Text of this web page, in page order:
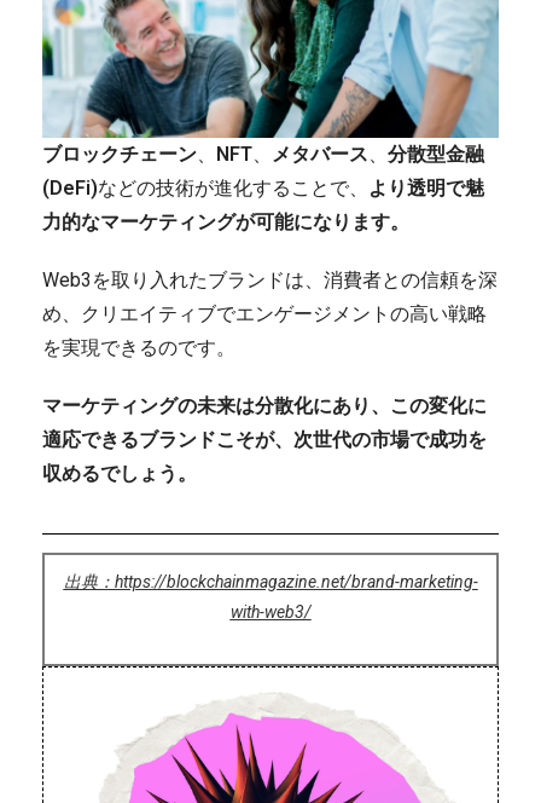
ブロックチェーン、 NFT、 メタバース、 分散型金融
(DeFi)などの技術が進化することで、
より透明で魅
力的なマーケティングが可能になります。
Web3を取り入れたブランドは、消費者との信頼を深
め、クリエイティブでエンゲージメントの高い戦略
を実現できるのです。
マーケティングの未来は分散化にあり、この変化に
適応できるブランドこそが、次世代の市場で成功を
収めるでしょう。
出典：https://blockchainmagazine.net/brand-marketing-
with-web3/